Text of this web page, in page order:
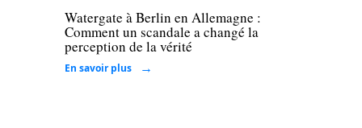
Watergate à Berlin en Allemagne :
Comment un scandale a changé la
perception de la vérité
En savoir plus